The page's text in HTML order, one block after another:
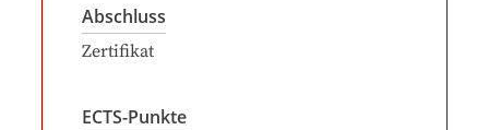
Abschluss
Zertifikat
ECTS-Punkte